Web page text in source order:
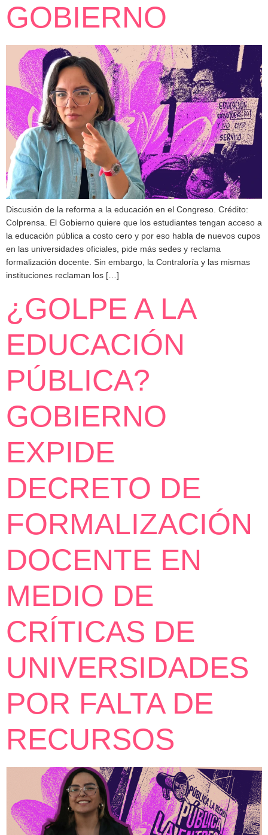
GOBIERNO
Discusión de la reforma a la educación en el Congreso. Crédito:
Colprensa. El Gobierno quiere que los estudiantes tengan acceso a
la educación pública a costo cero y por eso habla de nuevos cupos
en las universidades oficiales, pide más sedes y reclama
formalización docente. Sin embargo, la Contraloría y las mismas
instituciones reclaman los […]
¿GOLPE A LA
EDUCACIÓN
PÚBLICA?
GOBIERNO
EXPIDE
DECRETO DE
FORMALIZACIÓN
DOCENTE EN
MEDIO DE
CRÍTICAS DE
UNIVERSIDADES
POR FALTA DE
RECURSOS